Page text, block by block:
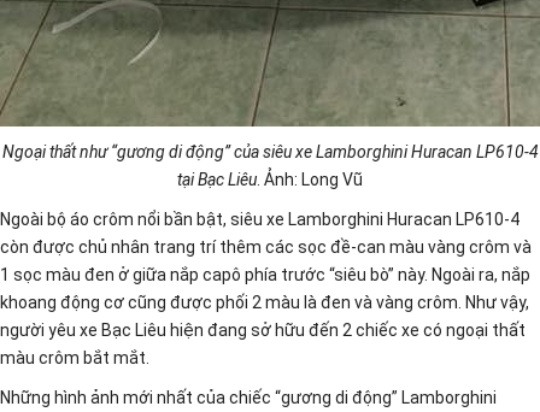
Ngoại thất như “gương di động” của siêu xe Lamborghini Huracan LP610-4
tại Bạc Liêu . Ảnh: Long Vũ
Ngoài bộ áo crôm nổi bần bật, siêu xe Lamborghini Huracan LP610-4
còn được chủ nhân trang trí thêm các sọc đề-can màu vàng crôm và
1 sọc màu đen ở giữa nắp capô phía trước “siêu bò” này. Ngoài ra, nắp
khoang động cơ cũng được phối 2 màu là đen và vàng crôm. Như vậy,
người yêu xe Bạc Liêu hiện đang sở hữu đến 2 chiếc xe có ngoại thất
màu crôm bắt mắt.
Những hình ảnh mới nhất của chiếc “gương di động” Lamborghini